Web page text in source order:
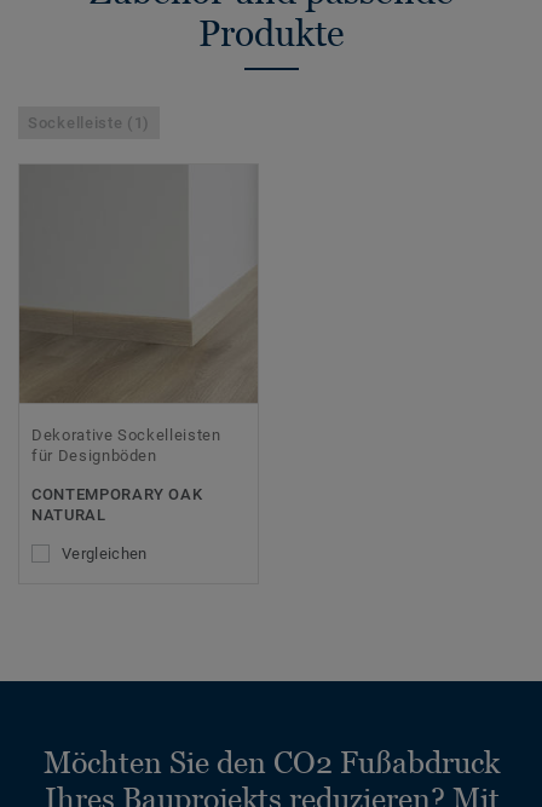
Produkte
Sockelleiste (1)
Dekorative Sockelleisten
für Designböden
CONTEMPORARY OAK
NATURAL
Vergleichen
Möchten Sie den CO2 Fußabdruck
Ihres Bauprojekts reduzieren? Mit